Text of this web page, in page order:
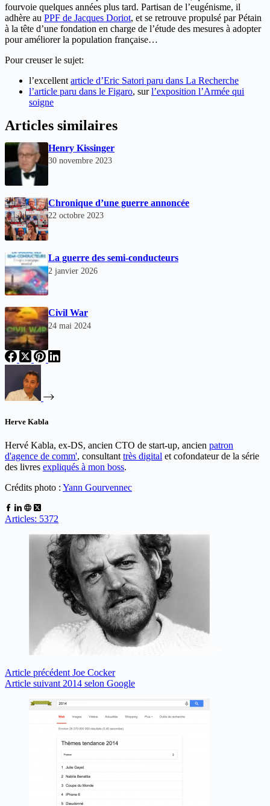
fourvoie quelques années plus tard. Partisan de l’eugénisme, il
adhère au PPF de Jacques Doriot, et se retrouve propulsé par Pétain
à la tête d’une fondation en charge de l’étude des mesures à adopter
pour améliorer la population française…
Pour creuser le sujet:
l’excellent article d’Eric Satori paru dans La Recherche
l’article paru dans le Figaro, surl’exposition l’Armée qui
soigne
Articles similaires
Henry Kissinger
30 novembre 2023
Chronique d’une guerre annoncée
22 octobre 2023
La guerre des semi-conducteurs
2 janvier 2026
Civil War
24 mai 2024
Herve Kabla
Hervé Kabla, ex-DS, ancien CTO de start-up, ancien patron
d'agence de comm', consultant très digital et cofondateur de la série
des livres expliqués à mon boss.
Crédits photo : Yann Gourvennec
Articles: 5372
Article précédent Joe Cocker
Article suivant 2014 selon Google